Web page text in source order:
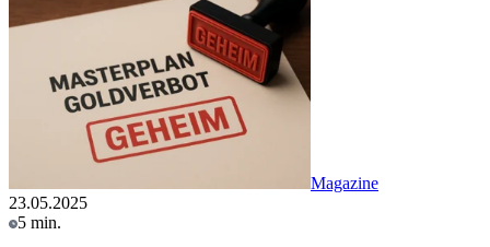
Magazine
23.05.2025
5 min.